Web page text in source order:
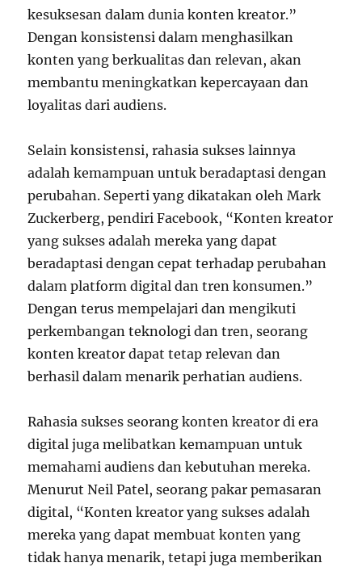
kesuksesan dalam dunia konten kreator.”
Dengan konsistensi dalam menghasilkan
konten yang berkualitas dan relevan, akan
membantu meningkatkan kepercayaan dan
loyalitas dari audiens.
Selain konsistensi, rahasia sukses lainnya
adalah kemampuan untuk beradaptasi dengan
perubahan. Seperti yang dikatakan oleh Mark
Zuckerberg, pendiri Facebook, “Konten kreator
yang sukses adalah mereka yang dapat
beradaptasi dengan cepat terhadap perubahan
dalam platform digital dan tren konsumen.”
Dengan terus mempelajari dan mengikuti
perkembangan teknologi dan tren, seorang
konten kreator dapat tetap relevan dan
berhasil dalam menarik perhatian audiens.
Rahasia sukses seorang konten kreator di era
digital juga melibatkan kemampuan untuk
memahami audiens dan kebutuhan mereka.
Menurut Neil Patel, seorang pakar pemasaran
digital, “Konten kreator yang sukses adalah
mereka yang dapat membuat konten yang
tidak hanya menarik, tetapi juga memberikan